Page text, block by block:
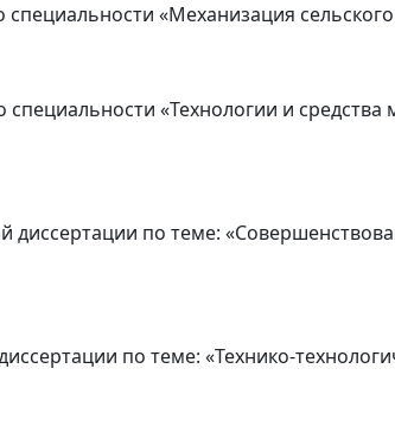
специальности «Механизация
специальности «Технологии и
диссертации по теме:
по теме: «Технико-